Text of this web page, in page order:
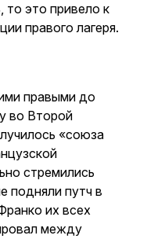
то это привело к
правого лагеря.
правыми до
во Второй
«союза
стремились
подняли путч в
их всех
между